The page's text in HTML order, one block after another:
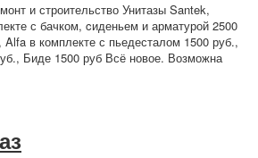
и строительство Унитазы Santek,
с бачком, cиденьем и арматурой 2500
в комплекте с пьедесталом 1500 руб.,
Биде 1500 руб Всё новое. Возможна